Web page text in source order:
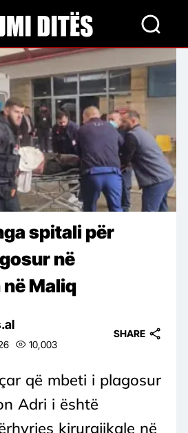
spitali për
në
Maliq
10,003
SHARE
që mbeti i plagosur
Adri i është
kirurgjikale në